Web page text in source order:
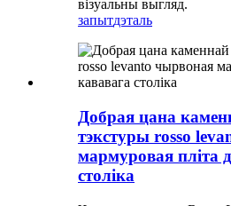
візуальны выгляд.
запытдэталь
Добрая цана
тэкстуры rosso
мармуровая пліта
століка